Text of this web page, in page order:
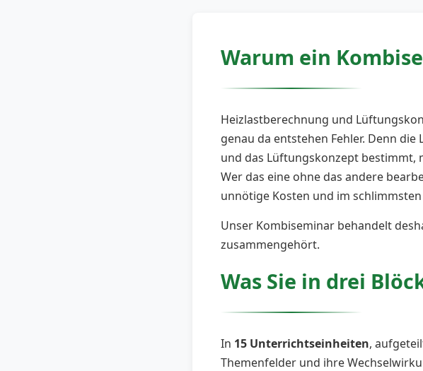
Warum ein
Heizlastberechnung und
genau da entstehen Fehler. Denn
und das Lüftungskonzept bestimmt,
Wer das eine ohne das andere
unnötige Kosten und im
Unser Kombiseminar behandelt
zusammengehört.
Was Sie in drei
In 15 Unterrichtseinheiten,
Themenfelder und ihre